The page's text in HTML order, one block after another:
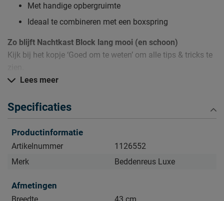
Met handige opbergruimte
Ideaal te combineren met een boxspring
Zo blijft Nachtkast Block lang mooi (en schoon)
Kijk bij het kopje ‘Goed om te weten’ om alle tips & tricks te
Lees meer
Specificaties
Productinformatie
Artikelnummer
1126552
Merk
Beddenreus Luxe
Afmetingen
Breedte
43 cm